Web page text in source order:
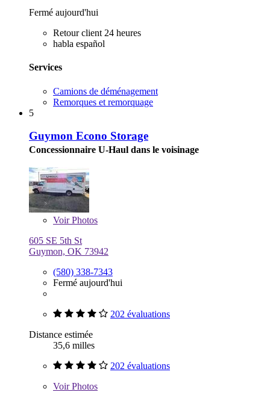
Fermé aujourd'hui
Retour client 24 heures
habla español
Services
Camions de déménagement
Remorques et remorquage
5
Guymon Econo Storage
Concessionnaire U-Haul dans le voisinage
VoirPhotos
605 SE 5th St
Guymon, OK 73942
(580) 338-7343
Fermé aujourd'hui
202 évaluations
Distance estimée
35,6 milles
202 évaluations
VoirPhotos